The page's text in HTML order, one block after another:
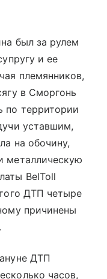
был за рулем
и ее
племянников,
в Сморгонь
по территории
уставшим,
на обочину,
металлическую
BelToll
ДТП четыре
причинены
ДТП
часов,